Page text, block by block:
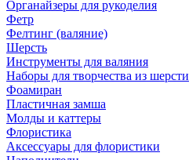
Органайзеры для рукоделия
Фетр
Фелтинг (валяние)
Шерсть
Инструменты для валяния
Наборы для творчества из шерсти
Фоамиран
Пластичная замша
Молды и каттеры
Флористика
Аксессуары для флористики